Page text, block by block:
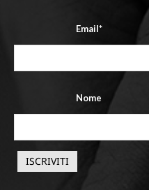
Email*
Nome